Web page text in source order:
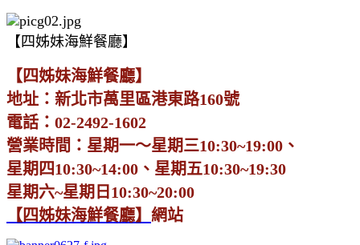
【四姊妹海鮮餐廳】
【四姊妹海鮮餐廳】
地址：新北市萬里區港東路160號
電話：02-2492-1602
營業時間：星期一～星期三10:30~19:00、
星期四10:30~14:00、星期五10:30~19:30
星期六~星期日10:30~20:00
【四姊妹海鮮餐廳】 網站